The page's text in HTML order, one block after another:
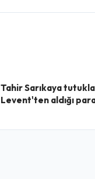
Tahir Sarıkaya
Levent'ten aldığı